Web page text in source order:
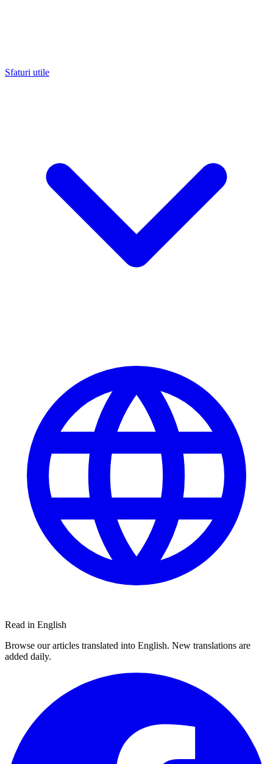
Sfaturi utile
Read in English
Browse our articles translated into English. New translations are
added daily.